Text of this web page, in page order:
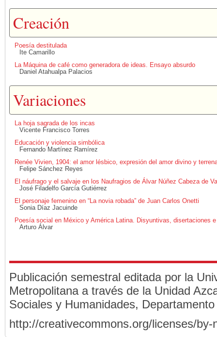
Creación
Poesía destitulada
Ite Camarillo
La Máquina de café como generadora de ideas. Ensayo absurdo
Daniel Atahualpa Palacios
Variaciones
La hoja sagrada de los incas
Vicente Francisco Torres
Educación y violencia simbólica
Fernando Martínez Ramírez
Renée Vivien, 1904: el amor lésbico, expresión del amor divino y
Felipe Sánchez Reyes
El náufrago y el salvaje en los Naufragios de Álvar Núñez Cabeza de
José Filadelfo García Gutiérrez
El personaje femenino en “La novia robada” de Juan Carlos Onetti
Sonia Díaz Jacuinde
Poesía social en México y América Latina. Disyuntivas, disertaciones
Arturo Álvar
Publicación semestral editada por la
Metropolitana a través de la Unidad
Sociales y Humanidades,
http://creativecommons.org/licenses/by-